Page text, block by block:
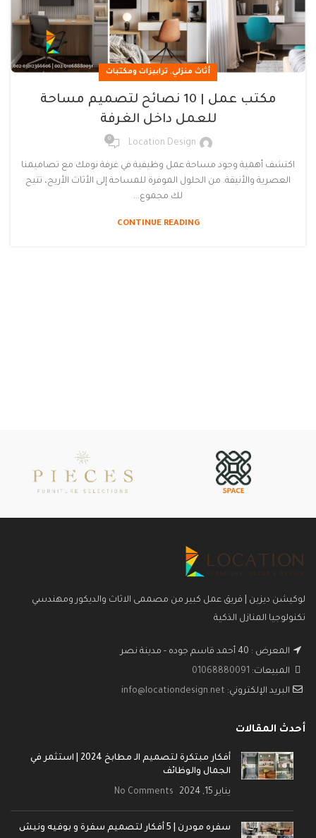
أثاث منزلي, ترابيزات ومكتبات
مكتب عمل | 10 نصائح لتصميم مساحة
للعمل داخل الغرفة
Location Design
0
اكتشف أهمية وجود مساحة عمل وظيفية في غرفة نومك مع تصاميمنا
العصرية والأنيقة. من الحلول الموفرة للمساحة إلى الأثاث الأريح، تتيح
لك مجموع...
CONTINUE READING
لوكيشن ديزين | فريق عمل كبير من مصممى الاثاث والديكور ومهندسي
تكنولوجيا المنازل الذكية
المعرض : 40 أحمد قاسم جوده - مدينة نصر
المبيعات: 01068880091
البريد الإلكتروني: info@locationdesign.net
أحدث المقالات
أفكار مبتكرة لتصميم الـ مطابخ 2024 | استثمر في
الجمال والوظائف
يناير 15, 2024 No Comments
سفره مودرن | 5 أفكار لتصميم سفرة و بوفيه ونيش